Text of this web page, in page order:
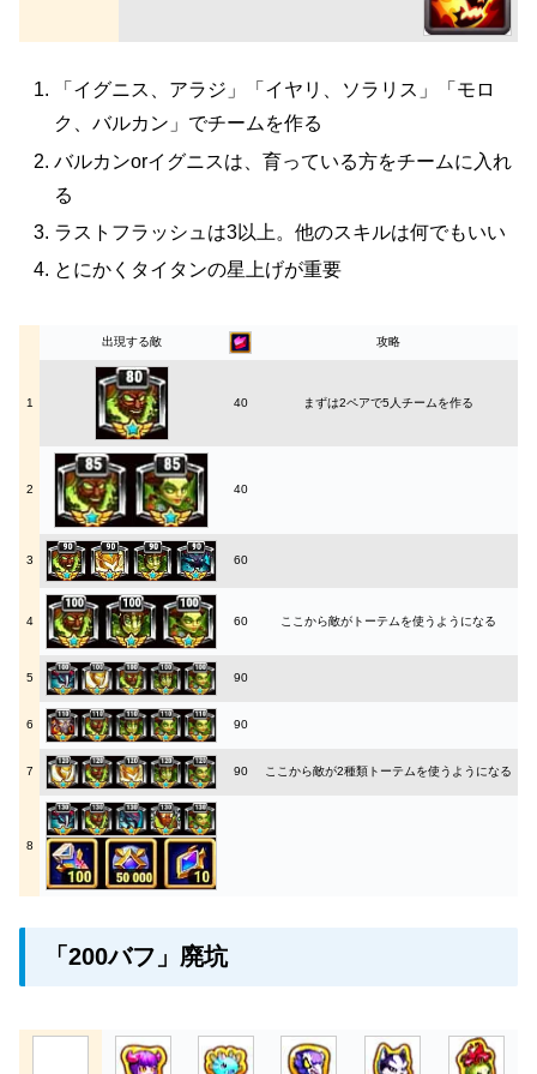
「イグニス、アラジ」「イヤリ、ソラリス」「モロ
ク、バルカン」でチームを作る
バルカンorイグニスは、育っている方をチームに入れ
る
ラストフラッシュは3以上。他のスキルは何でもいい
とにかくタイタンの星上げが重要
出現する敵 攻略
1 40 まずは2ペアで5人チームを作る
2 40
3 60
4 60 ここから敵がトーテムを使うようになる
5 90
6 90
7 90 ここから敵が2種類トーテムを使うようになる
8
「200バフ」廃坑